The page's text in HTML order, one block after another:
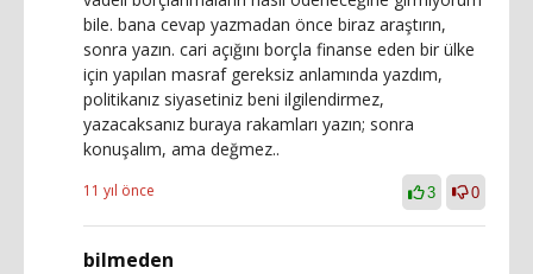
bile. bana cevap yazmadan önce biraz araştırın,
sonra yazın. cari açığını borçla finanse eden bir ülke
için yapılan masraf gereksiz anlamında yazdım,
politikanız siyasetiniz beni ilgilendirmez,
yazacaksanız buraya rakamları yazın; sonra
konuşalım, ama değmez..
11 yıl önce 3 0
bilmeden